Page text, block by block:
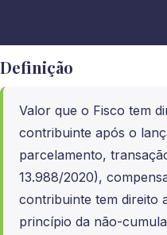
Definição
Valor que o Fisco tem
contribuinte após o
parcelamento,
13.988/2020),
contribuinte tem direito
princípio da não-